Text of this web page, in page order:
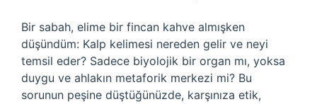
Bir sabah, elime bir fincan kahve almışken
düşündüm: Kalp kelimesi nereden gelir ve neyi
temsil eder? Sadece biyolojik bir organ mı, yoksa
duygu ve ahlakın metaforik merkezi mi? Bu
sorunun peşine düştüğünüzde, karşınıza etik,